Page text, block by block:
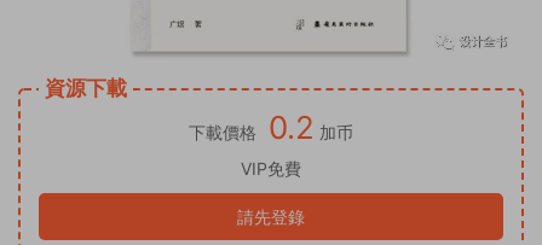
資源下載
下載價格 0.2 加币
VIP免費
請先登錄